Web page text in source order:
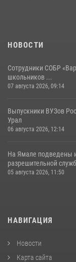
НОВОСТИ
Сотрудники СОБР
школьников ...
07 августа 2026, 09:14
Выпускники ВУЗов
Урал
06 августа 2026, 12:14
На Ямале подведены
разрешительной
05 августа 2026, 11:50
НАВИГАЦИЯ
Новости
Карта сайта